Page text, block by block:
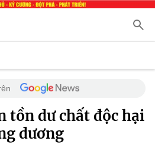
tồn dư chất độc hại
dương